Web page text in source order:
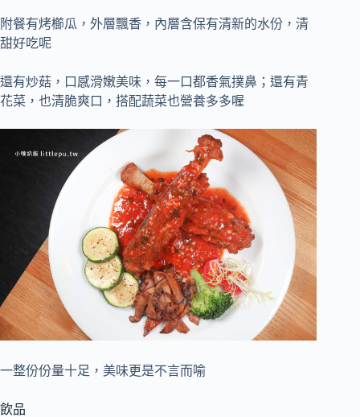
附餐有烤櫛瓜，外層飄香，內層含保有清新的水份，清
甜好吃呢
還有炒菇，口感滑嫩美味，每一口都香氣撲鼻；還有青
花菜，也清脆爽口，搭配蔬菜也營養多多喔
一整份份量十足，美味更是不言而喻
飲品